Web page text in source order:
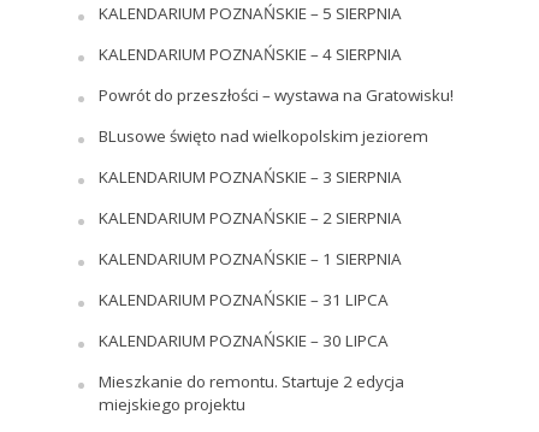
KALENDARIUM POZNAŃSKIE – 5 SIERPNIA
KALENDARIUM POZNAŃSKIE – 4 SIERPNIA
Powrót do przeszłości – wystawa na Gratowisku!
BLusowe święto nad wielkopolskim jeziorem
KALENDARIUM POZNAŃSKIE – 3 SIERPNIA
KALENDARIUM POZNAŃSKIE – 2 SIERPNIA
KALENDARIUM POZNAŃSKIE – 1 SIERPNIA
KALENDARIUM POZNAŃSKIE – 31 LIPCA
KALENDARIUM POZNAŃSKIE – 30 LIPCA
Mieszkanie do remontu. Startuje 2 edycja
miejskiego projektu